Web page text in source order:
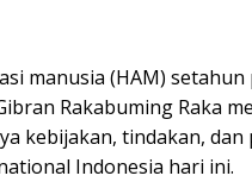
manusia (HAM)
Rakabuming Raka
kebijakan, tindakan,
Indonesia hari ini.